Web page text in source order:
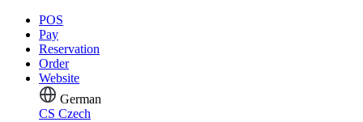
POS
Pay
Reservation
Order
Website
German
CS Czech